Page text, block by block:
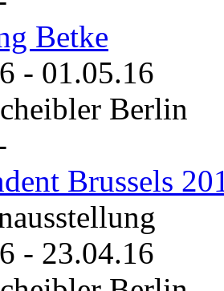
Betke
- 01.05.16
Berlin
Brussels
- 23.04.16